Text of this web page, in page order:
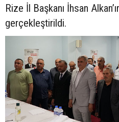
Rize İl Başkanı İhsan
gerçekleştirildi.